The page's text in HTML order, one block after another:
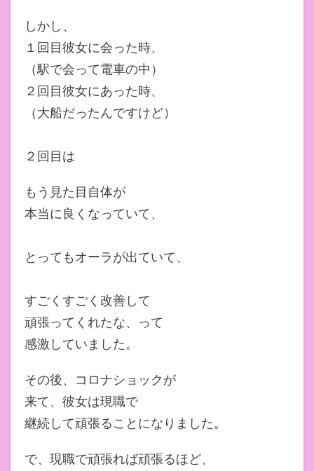
しかし、
１回目彼女に会った時、
（駅で会って電車の中）
２回目彼女にあった時、
（大船だったんですけど）
２回目は
もう見た目自体が
本当に良くなっていて、
とってもオーラが出ていて、
すごくすごく改善して
頑張ってくれたな、って
感激していました。
その後、コロナショックが
来て、彼女は現職で
継続して頑張ることになりました。
で、現職で頑張れば頑張るほど、